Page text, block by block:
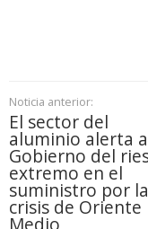
Noticia anterior:
El sector del
aluminio alerta
Gobierno del
extremo en el
suministro por la
crisis de Oriente